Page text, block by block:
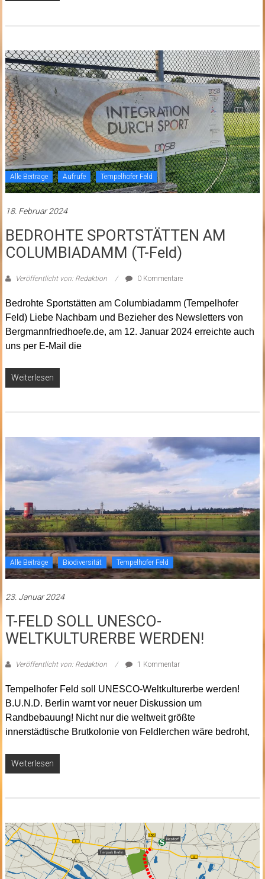
Alle Beiträge Aufrufe Tempelhofer Feld
18. Februar 2024
BEDROHTE SPORTSTÄTTEN AM
COLUMBIADAMM (T-Feld)
Veröffentlicht von: Redaktion 0 Kommentare
Bedrohte Sportstätten am Columbiadamm (Tempelhofer
Feld) Liebe Nachbarn und Bezieher des Newsletters von
Bergmannfriedhoefe.de, am 12. Januar 2024 erreichte auch
uns per E-Mail die
Weiterlesen
Alle Beiträge Biodiversität Tempelhofer Feld
23. Januar 2024
T-FELD SOLL UNESCO-
WELTKULTURERBE WERDEN!
Veröffentlicht von: Redaktion 1 Kommentar
Tempelhofer Feld soll UNESCO-Weltkulturerbe werden!
B.U.N.D. Berlin warnt vor neuer Diskussion um
Randbebauung! Nicht nur die weltweit größte
innerstädtische Brutkolonie von Feldlerchen wäre bedroht,
Weiterlesen